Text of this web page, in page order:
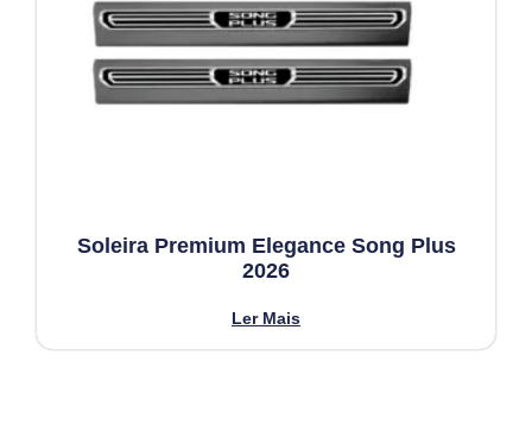
Soleira Premium Elegance Song Plus
2026
Ler Mais